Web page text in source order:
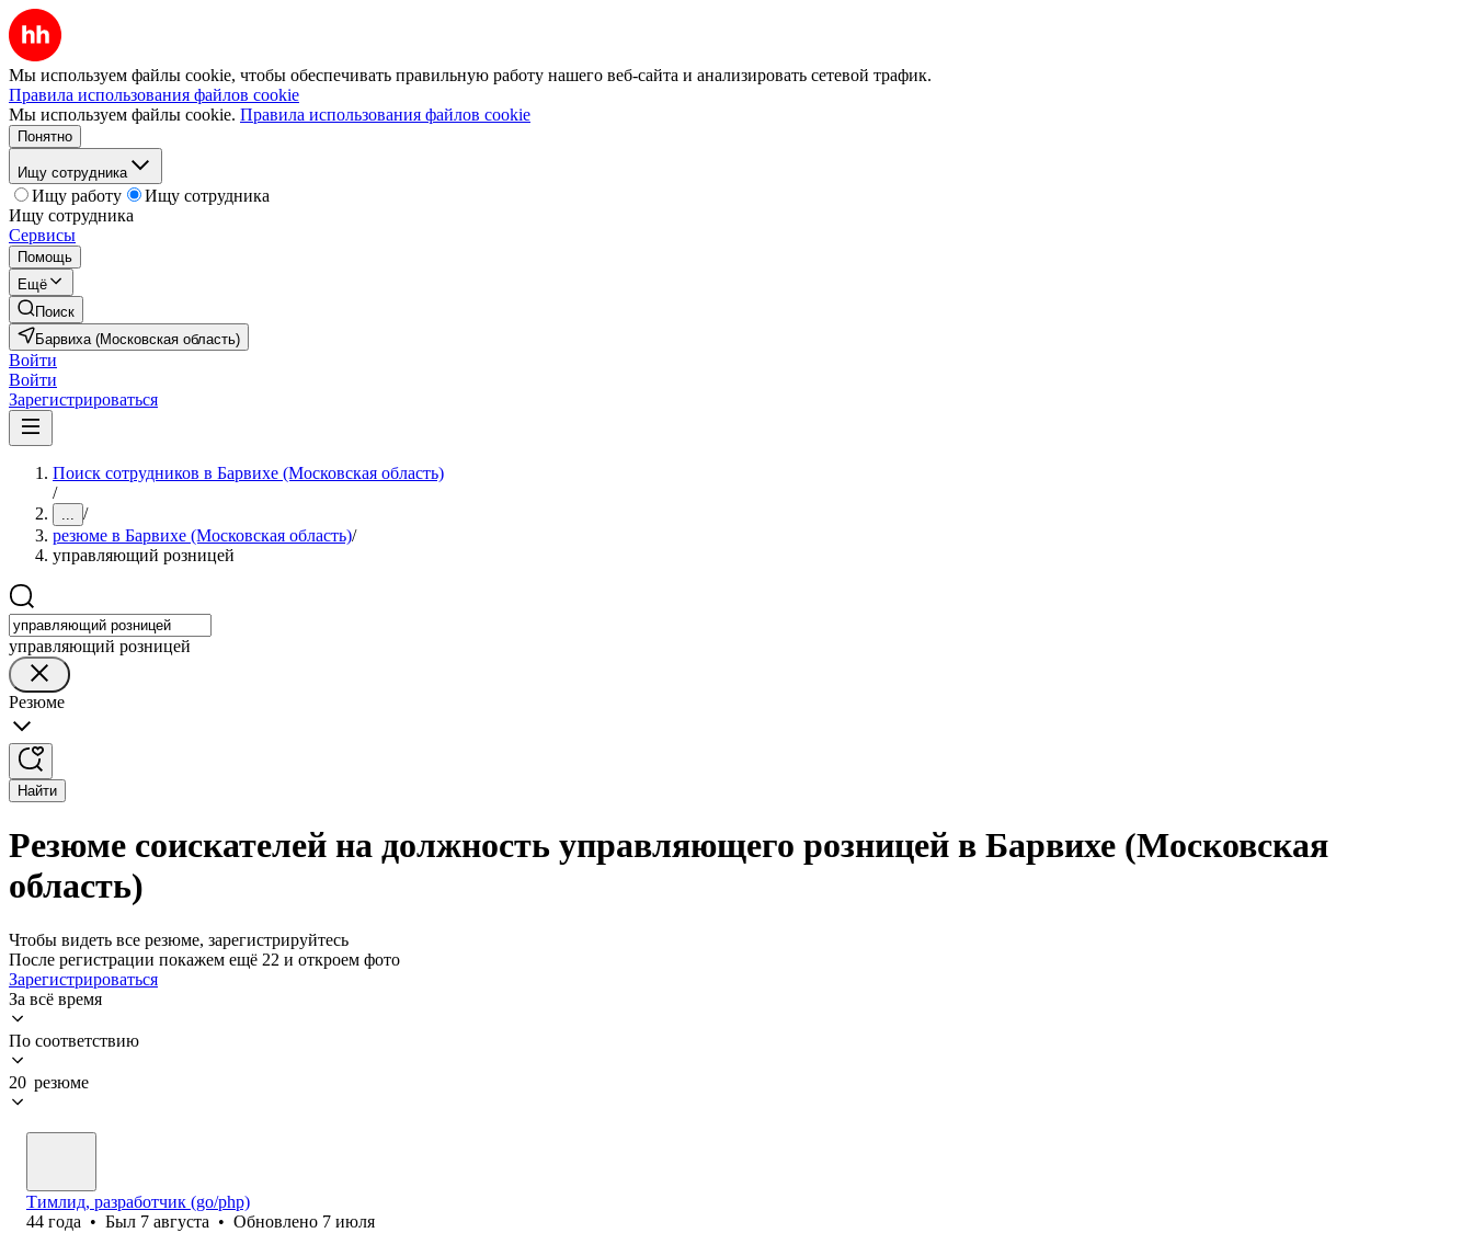
Мы используем файлы cookie, чтобы обеспечивать правильную работу нашего веб-сайта и анализировать сетевой трафик.
Правила использования файлов cookie
Мы используем файлы cookie. Правила использования файлов cookie
Понятно
Ищу сотрудника
Ищу работу
Ищу сотрудника
Ищу сотрудника
Сервисы
Помощь
Ещё
Поиск
Барвиха (Московская область)
Войти
Войти
Зарегистрироваться
Поиск сотрудников в Барвихе (Московская область)
/
... /
резюме в Барвихе (Московская область)/
управляющий розницей
управляющий розницей
Резюме
Найти
Резюме соискателей на должность управляющего розницей в Барвихе (Московская
область)
Чтобы видеть все резюме, зарегистрируйтесь
После регистрации покажем ещё 22 и откроем фото
Зарегистрироваться
За всё время
По соответствию
20 резюме
Тимлид, разработчик (go/php)
44 года • Был 7 августа • Обновлено 7 июля